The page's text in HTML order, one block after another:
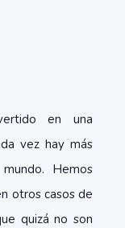
en una
vez hay más
Hemos
otros casos de
quizá no son